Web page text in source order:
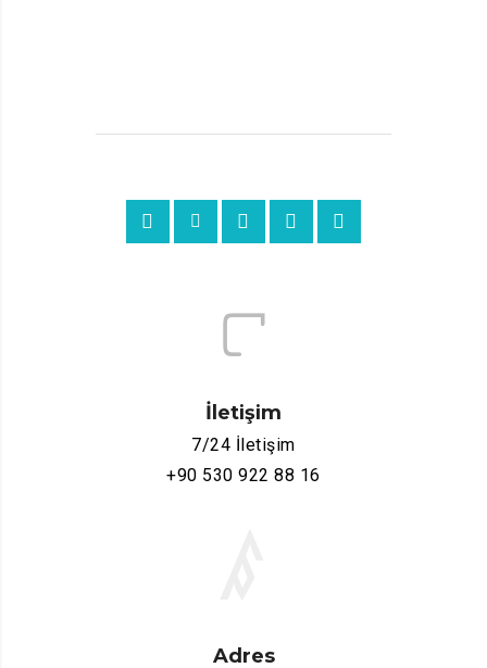
İletişim
7/24 İletişim
+90 530 922 88 16
Adres